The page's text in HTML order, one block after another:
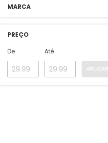
MARCA
PREÇO
De
Até
APLICAR